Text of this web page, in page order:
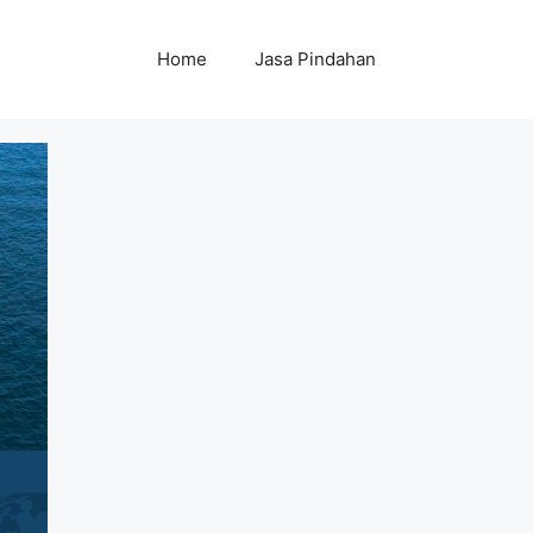
Home Jasa Pindahan